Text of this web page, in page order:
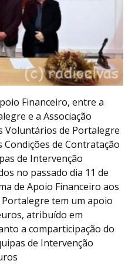
Financeiro, entre a
e a Associação
Voluntários de Portalegre
Condições de Contratação
de Intervenção
no passado dia 11 de
de Apoio Financeiro aos
tem um apoio
atribuído em
a comparticipação do
de Intervenção